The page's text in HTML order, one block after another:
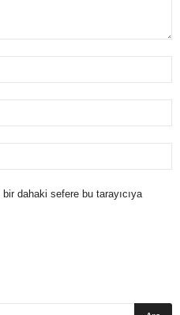
dahaki sefere bu tarayıcıya